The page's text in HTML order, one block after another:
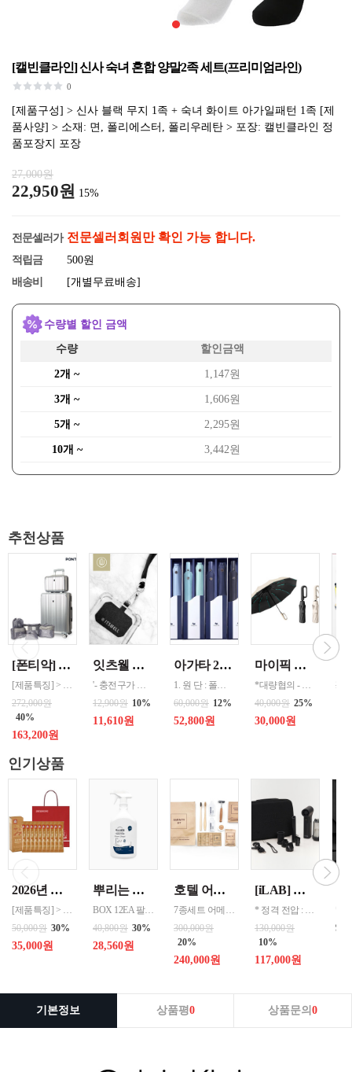
[캘빈클라인] 신사 숙녀 혼합 양말2족 세트(프리미엄라인)
0
[제품구성] > 신사 블랙 무지 1족 + 숙녀 화이트 아가일패턴 1족 [제
품사양] > 소재: 면, 폴리에스터, 폴리우레탄 > 포장: 캘빈클라인 정
품포장지 포장
27,000원
22,950원 15%
전문셀러가 전문셀러회원만 확인 가능 합니다.
적립금
500원
배송비
[개별무료배송]
수량별 할인 금액
수량 할인금액
2개 ~ 1,147원
3개 ~ 1,606원
5개 ~ 2,295원
10개 ~ 3,442원
추천상품
[폰티악] 테스 메탈PC 여행용캐리어24인치 +레디백+파우치5종 [제품구성] > 화물용(24인치), 레디백(14인치), 파우치5종 [제품사양] > 재질: 캐
272,000원
40%
163,200원
잇츠웰 크로스바디 폰스트랩
12,900원 10%
11,610원
아가타 23단 팬던트 슬림암막 우양산 세트 (UV코팅) 4가지색상 선택
60,000원 12%
52,800원
마이픽 로웰 이지버클 완자동 양우산 /화이트 / 블랙 선택
40,000원 25%
30,000원
인기상품
2026년 설명절 선물세트 [정관장] 홍삼기보데일리스틱 10ml*10포
[제품특징] > 120여 년 노하우로 재배된 6년근 홍과 제조기술로 추출 > 100% 계약재배를 통한 6년근 인삼 > 430여 가지의까다로운 품질 검사 > 액상형 농축액으로 음용이 쉬움 [제품성분] > 덱스트린, 정제수, 홍삼농축액(6년근, 고형분 64%, 홍삼성분 70mg/g 이상, 국산) 6.5%, 녹용추출액(뉴질랜드산), 식물혼합농축액(작약
50,000원 30%
35,000원
뿌리는 락스세제(욕실용) 1,000ml 12개 한박스단위 판매
BOX 12EA 팔레트 0.0123 원산지 한국 BARCODE 8809367760815
40,800원 30%
28,560원
호텔 어메니티 여행용 세면도구 50세트 대박스로만 판매 친환경 트레블세트 해외여행준비물 여행세트 일회용세면도구 어메니티세트
7종세트 어메니티 단체
300,000원
20%
240,000원
[iLAB] 아이랩 윈드 블라스터 에어건 iLAB-WBT 140,000RPM > 새틴블랙 > 크림화이트 선택 1
* 정격 전압 : 5V 2A * 소비 전력 : 30W * 최대 출력 : 200W(max) * 배터리 용량 : 4,000mAh x 2 (병렬) * 사용 시간 : 최저속도 약 120분 / 최고속도 약 12분 * 완충 시간 : 약 3시간 * 풍속 : 최대 22m/s, 최소 6m/s * 모터 스피드 : 140,000 RPM * 흡입력 : 8000 Pa * 규격 :
130,000원
10%
117,000원
기본정보 상품평0 상품문의0